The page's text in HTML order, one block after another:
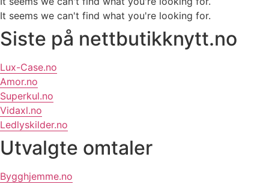
It seems we can't find what you're looking for.
Siste på nettbutikknytt.no
Lux-Case.no
Amor.no
Superkul.no
Vidaxl.no
Ledlyskilder.no
Utvalgte omtaler
Bygghjemme.no